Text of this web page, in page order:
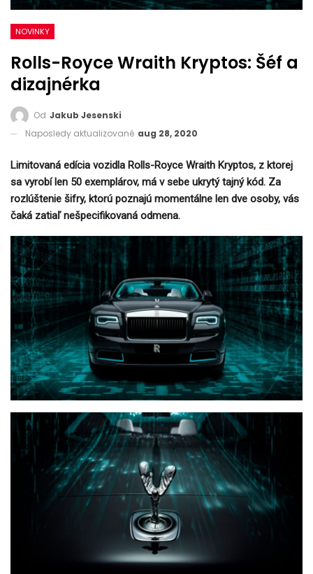
NOVINKY
Rolls-Royce Wraith Kryptos: Šéf a
dizajnérka
Od Jakub Jesenski
Naposledy aktualizované aug 28, 2020
Limitovaná edícia vozidla Rolls-Royce Wraith Kryptos, z ktorej
sa vyrobí len 50 exemplárov, má v sebe ukrytý tajný kód. Za
rozlúštenie šifry, ktorú poznajú momentálne len dve osoby, vás
čaká zatiaľnešpecifikovaná odmena.